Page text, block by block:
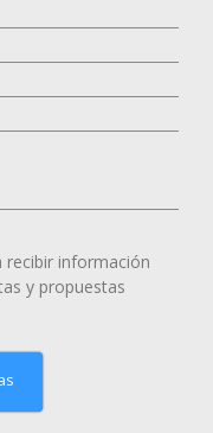
recibir información
y propuestas